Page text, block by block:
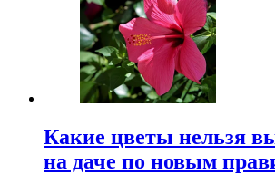
Какие цветы нельзя
на даче по новым